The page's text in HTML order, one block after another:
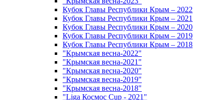
Кубок Главы Республики Крым – 2022
Кубок Главы Республики Крым – 2021
Кубок Главы Республики Крым – 2020
Кубок Главы Республики Крым – 2019
Кубок Главы Республики Крым – 2018
"Крымская весна-2022"
"Крымская весна-2021"
"Крымская весна-2020"
"Крымская весна-2019"
"Крымская весна-2018"
"Liga Космос Cup - 2021"